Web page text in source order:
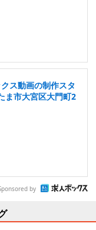
ス動画の制作スタ
ま市大宮区大門町2
by